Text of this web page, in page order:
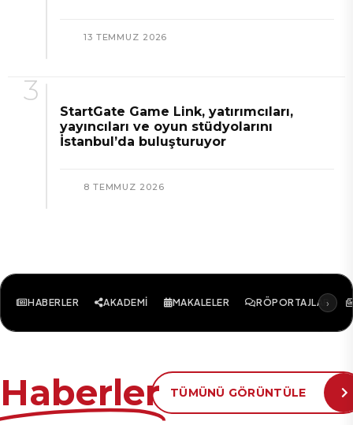
13 TEMMUZ 2026
StartGate Game Link, yatırımcıları,
yayıncıları ve oyun stüdyolarını
İstanbul’da buluşturuyor
8 TEMMUZ 2026
HABERLER AKADEMI MAKALELER RÖPORTAJLAR›
Haberler TÜMÜNÜ GÖRÜNTÜLE